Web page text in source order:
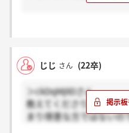
じじ さん (22卒)
＞ckDqMj9Dさん
教えてくださりありが
まり得意な方ではないの